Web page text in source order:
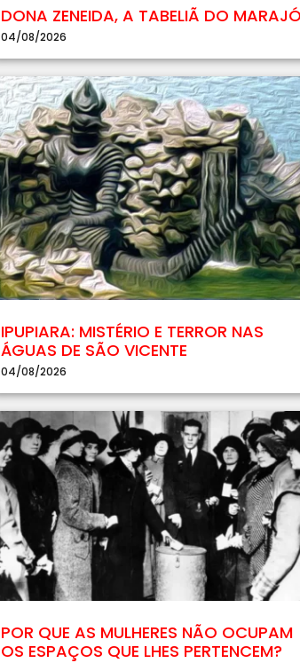
DONA ZENEIDA, A TABELIÃ DO
04/08/2026
IPUPIARA: MISTÉRIO E TERROR NAS
ÁGUAS DE SÃO VICENTE
04/08/2026
POR QUE AS MULHERES NÃO OCUPAM
OS ESPAÇOS QUE LHES PERTENCEM?